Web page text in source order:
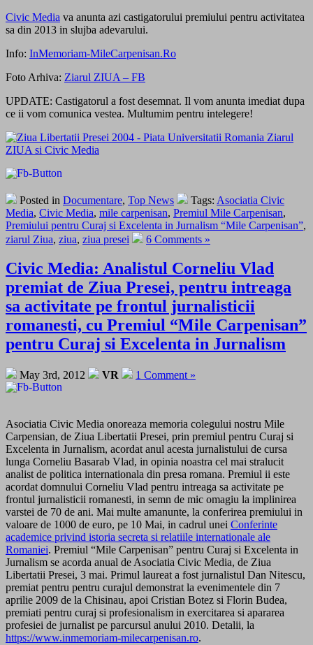
Civic Media va anunta azi castigatorului premiului pentru activitatea
sa din 2013 in slujba adevarului.
Info: InMemoriam-MileCarpenisan.Ro
Foto Arhiva: Ziarul ZIUA – FB
UPDATE: Castigatorul a fost desemnat. Il vom anunta imediat dupa
ce ii vom comunica vestea. Multumim pentru intelegere!
Posted in Documentare, Top News Tags: Asociatia Civic
Media, Civic Media, mile carpenisan, Premiul Mile Carpenisan,
Premiului pentru Curaj si Excelenta in Jurnalism “Mile Carpenisan”,
ziarul Ziua, ziua, ziua presei 6 Comments »
Civic Media: Analistul Corneliu Vlad
premiat de Ziua Presei, pentru intreaga
sa activitate pe frontul jurnalisticii
romanesti, cu Premiul “Mile Carpenisan”
pentru Curaj si Excelenta in Jurnalism
May 3rd, 2012 VR 1 Comment »
Asociatia Civic Media onoreaza memoria colegului nostru Mile
Carpensian, de Ziua Libertatii Presei, prin premiul pentru Curaj si
Excelenta in Jurnalism, acordat anul acesta jurnalistului de cursa
lunga Corneliu Basarab Vlad, in opinia noastra cel mai stralucit
analist de politica internationala din presa romana. Premiul ii este
acordat domnului Corneliu Vlad pentru intreaga sa activitate pe
frontul jurnalisticii romanesti, in semn de mic omagiu la implinirea
varstei de 70 de ani. Mai multe amanunte, la conferirea premiului in
valoare de 1000 de euro, pe 10 Mai, in cadrul unei Conferinte
academice privind istoria secreta si relatiile internationale ale
Romaniei. Premiul “Mile Carpenisan” pentru Curaj si Excelenta in
Jurnalism se acorda anual de Asociatia Civic Media, de Ziua
Libertatii Presei, 3 mai. Primul laureat a fost jurnalistul Dan Nitescu,
premiat pentru pentru curajul demonstrat la evenimentele din 7
aprilie 2009 de la Chisinau, apoi Cristian Botez si Florin Budea,
premiati pentru curaj si profesionalism in exercitarea si apararea
profesiei de jurnalist pe parcursul anului 2010. Detalii, la
https://www.inmemoriam-milecarpenisan.ro.